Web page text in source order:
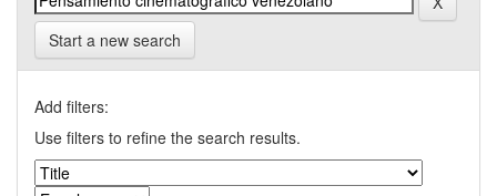
Start a new search
Add filters:
Use filters to refine the search results.